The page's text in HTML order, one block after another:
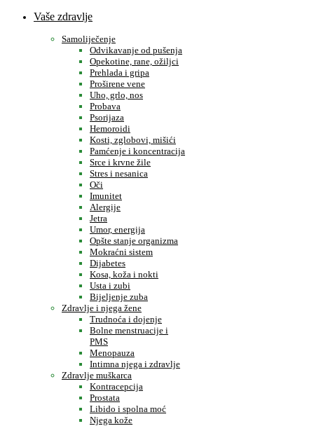
Vaše zdravlje
Samoliječenje
Odvikavanje od pušenja
Opekotine, rane, ožiljci
Prehlada i gripa
Proširene vene
Uho, grlo, nos
Probava
Psorijaza
Hemoroidi
Kosti, zglobovi, mišići
Pamćenje i koncentracija
Srce i krvne žile
Stres i nesanica
Oči
Imunitet
Alergije
Jetra
Umor, energija
Opšte stanje organizma
Mokraćni sistem
Dijabetes
Kosa, koža i nokti
Usta i zubi
Bijeljenje zuba
Zdravlje i njega žene
Trudnoća i dojenje
Bolne menstruacije i
PMS
Menopauza
Intimna njega i zdravlje
Zdravlje muškarca
Kontracepcija
Prostata
Libido i spolna moć
Njega kože